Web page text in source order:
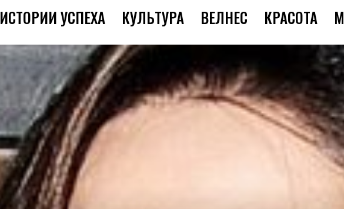
ИСТОРИИ УСПЕХА КУЛЬТУРА ВЕЛНЕС КРАСОТА